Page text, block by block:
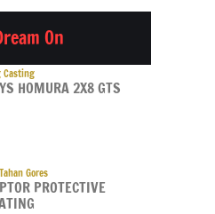
On
Casting
HOMURA 2X8 GTS
Gores
PROTECTIVE